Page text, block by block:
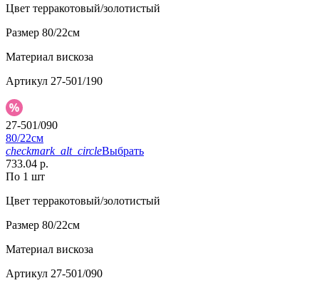
Цвет терракотовый/золотистый
Размер 80/22см
Материал вискоза
Артикул 27-501/190
27-501/090
80/22см
checkmark_alt_circleВыбрать
733.04 р.
По 1 шт
Цвет терракотовый/золотистый
Размер 80/22см
Материал вискоза
Артикул 27-501/090